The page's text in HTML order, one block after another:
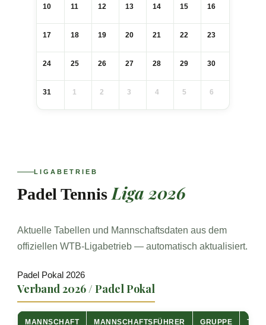
10 11 12 13 14 15 16
17 18 19 20 21 22 23
24 25 26 27 28 29 30
31 1 2 3 4 5 6
LIGABETRIEB
Padel TennisLiga 2026
Aktuelle Tabellen und Mannschaftsdaten aus dem
offiziellen WTB-Ligabetrieb — automatisch aktualisiert.
Padel Pokal 2026
Verband 2026 / Padel Pokal
MANNSCHAFT MANNSCHAFTSFÜHRER GRUPPE